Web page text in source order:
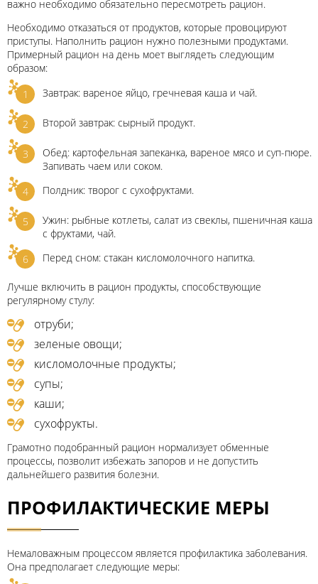
важно необходимо обязательно пересмотреть рацион.
Необходимо отказаться от продуктов, которые провоцируют
приступы. Наполнить рацион нужно полезными продуктами.
Примерный рацион на день моет выглядеть следующим
образом:
Завтрак: вареное яйцо, гречневая каша и чай.
Второй завтрак: сырный продукт.
Обед: картофельная запеканка, вареное мясо и суп-пюре.
Запивать чаем или соком.
Полдник: творог с сухофруктами.
Ужин: рыбные котлеты, салат из свеклы, пшеничная каша
с фруктами, чай.
Перед сном: стакан кисломолочного напитка.
Лучше включить в рацион продукты, способствующие
регулярному стулу:
отруби;
зеленые овощи;
кисломолочные продукты;
супы;
каши;
сухофрукты.
Грамотно подобранный рацион нормализует обменные
процессы, позволит избежать запоров и не допустить
дальнейшего развития болезни.
ПРОФИЛАКТИЧЕСКИЕ МЕРЫ
Немаловажным процессом является профилактика заболевания.
Она предполагает следующие меры: